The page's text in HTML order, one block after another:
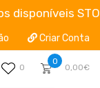
disponíveis
Criar Conta
0
0
0,00€